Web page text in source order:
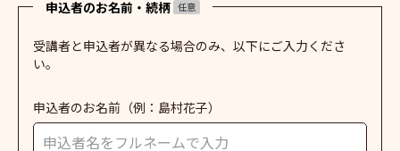
申込者のお名前・続柄 任意
受講者と申込者が異なる場合のみ、以下にご入力くださ
い。
申込者のお名前 （例：島村花子）